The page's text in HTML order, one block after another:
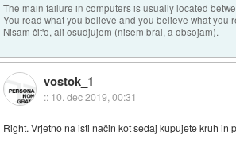
The main failure in computers is usually located
You read what you believe and you believe what you
Nisam čit'o, ali osudjujem (nisem bral, a obsojam).
vostok_1
:: 10. dec 2019, 00:31
Right. Vrjetno na isti način kot sedaj kupujete kruh in